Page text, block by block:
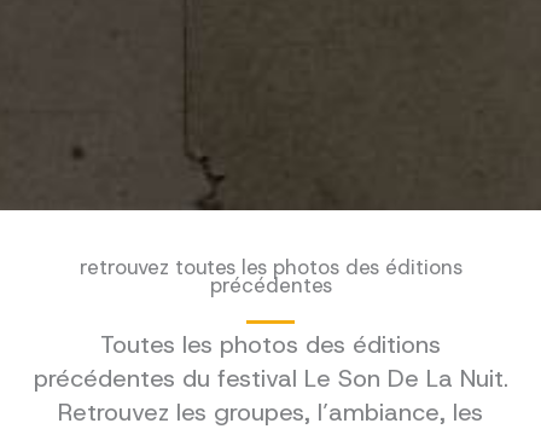
retrouvez toutes les photos des éditions
précédentes
Toutes les photos des éditions
précédentes du festival Le Son De La Nuit.
Retrouvez les groupes, l’ambiance, les